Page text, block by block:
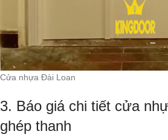
Cửa nhựa Đài Loan
3. Báo giá chi tiết cửa
ghép thanh